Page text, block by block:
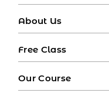
About Us
Free Class
Our Course